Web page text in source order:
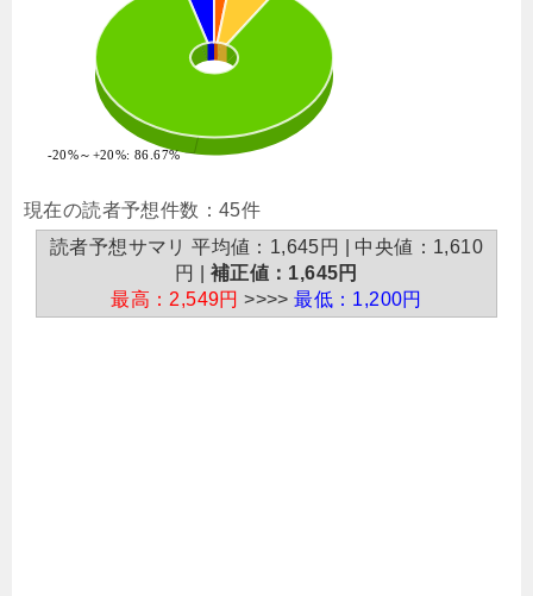
-20%～+20%: 86.67%
現在の読者予想件数：45件
読者予想サマリ 平均値：1,645円 | 中央値：1,610
円 | 補正値：1,645円
最高：2,549円 >>>>最低：1,200円